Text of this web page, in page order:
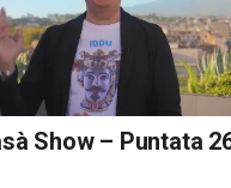
Show – Puntata